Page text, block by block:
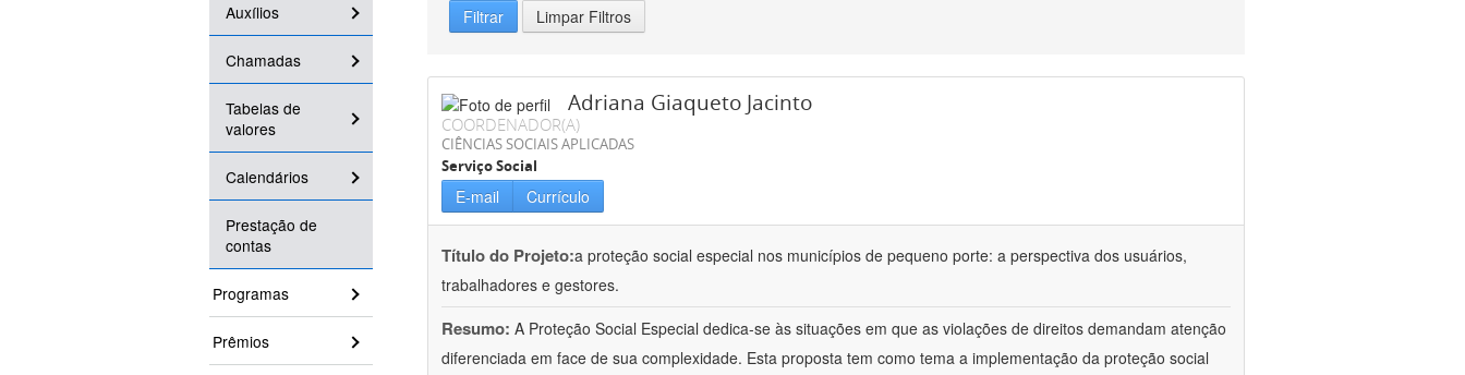
Auxílios
Chamadas
Tabelas de
valores
Calendários
Prestação de
contas
Programas
Prêmios
Filtrar Limpar Filtros
Adriana Giaqueto Jacinto
COORDENADOR(A)
CIÊNCIAS SOCIAIS APLICADAS
Serviço Social
E-mail Currículo
Título do Projeto:a proteção social especial nos municípios de pequeno porte: a perspectiva dos usuários,
trabalhadores e gestores.
Resumo: A Proteção Social Especial dedica-se às situações em que as violações de direitos demandam atenção
diferenciada em face de sua complexidade. Esta proposta tem como tema a implementação da proteção social